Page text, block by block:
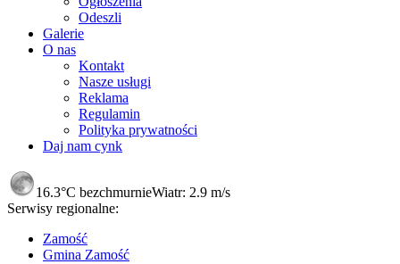
Odeszli
Galerie
O nas
Kontakt
Nasze usługi
Reklama
Regulamin
Polityka prywatności
Daj nam cynk
16.3°C bezchmurnieWiatr: 2.9 m/s
Serwisy regionalne:
Zamość
Gmina Zamość